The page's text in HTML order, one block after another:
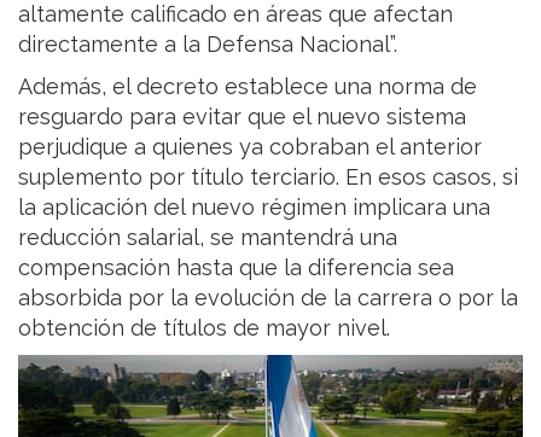
altamente calificado en áreas que afectan
directamente a la Defensa Nacional”.
Además, el decreto establece una norma de
resguardo para evitar que el nuevo sistema
perjudique a quienes ya cobraban el anterior
suplemento por título terciario. En esos casos, si
la aplicación del nuevo régimen implicara una
reducción salarial, se mantendrá una
compensación hasta que la diferencia sea
absorbida por la evolución de la carrera o por la
obtención de títulos de mayor nivel.